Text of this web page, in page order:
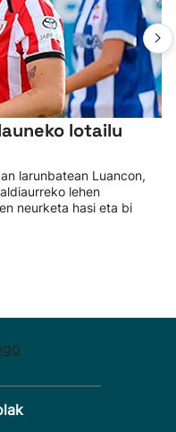
lotailu
larunbatean Luancon,
lehen
neurketa hasi eta bi